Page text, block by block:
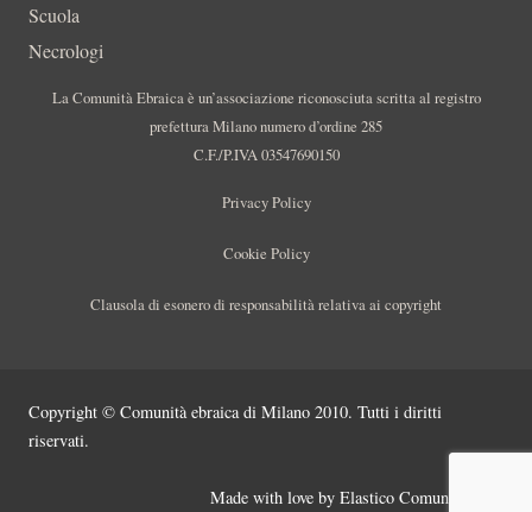
Scuola
Necrologi
La Comunità Ebraica è un’associazione riconosciuta scritta al registro
prefettura Milano numero d’ordine 285
C.F./P.IVA 03547690150
Privacy Policy
Cookie Policy
Clausola di esonero di responsabilità relativa ai copyright
Copyright © Comunità ebraica di Milano 2010. Tutti i diritti
riservati.
Made with love by Elastico Comunicazione